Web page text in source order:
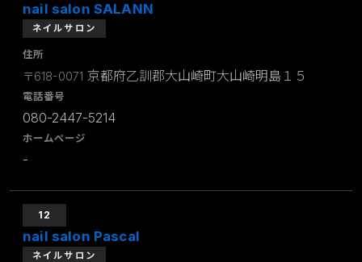
nail salon SALANN
ネイルサロン
住所
〒618-0071 京都府乙訓郡大山崎町大山崎明島１５
電話番号
080-2447-5214
ホームページ
-
12
nail salon Pascal
ネイルサロン